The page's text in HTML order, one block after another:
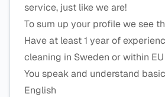
service, just like we are!
To sum up your profile we see
Have at least 1 year of
cleaning in Sweden or within EU
You speak and understand
English